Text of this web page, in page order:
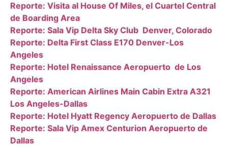
Reporte: Visita al House Of Miles, el Cuartel Central
de Boarding Area
Reporte: Sala Vip Delta Sky Club Denver, Colorado
Reporte: Delta First Class E170 Denver-Los
Angeles
Reporte: Hotel Renaissance Aeropuerto de Los
Angeles
Reporte: American Airlines Main Cabin Extra A321
Los Angeles-Dallas
Reporte: Hotel Hyatt Regency Aeropuerto de Dallas
Reporte: Sala Vip Amex Centurion Aeropuerto de
Dallas